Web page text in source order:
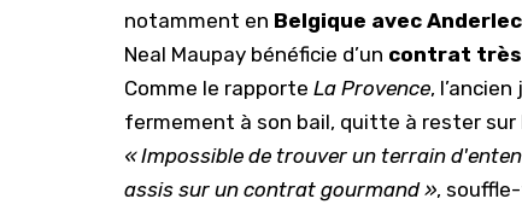
notamment en Belgique avec
Neal Maupay bénéficie d’un contrat
Comme le rapporte La Provence,
fermement à son bail, quitte à rester sur
« Impossible de trouver un terrain
assis sur un contrat gourmand »,